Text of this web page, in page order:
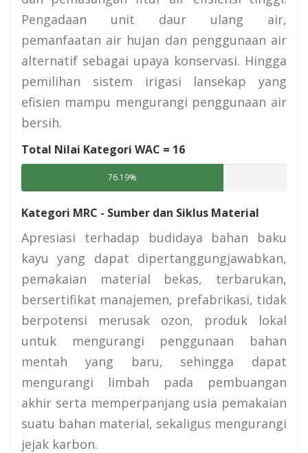
Pengadaan unit daur ulang air,
pemanfaatan air hujan dan penggunaan air
alternatif sebagai upaya konservasi. Hingga
pemilihan sistem irigasi lansekap yang
efisien mampu mengurangi penggunaan air
bersih.
Total Nilai Kategori WAC = 16
76.19%
Kategori MRC - Sumber dan Siklus Material
Apresiasi terhadap budidaya bahan baku
kayu yang dapat dipertanggungjawabkan,
pemakaian material bekas, terbarukan,
bersertifikat manajemen, prefabrikasi, tidak
berpotensi merusak ozon, produk lokal
untuk mengurangi penggunaan bahan
mentah yang baru, sehingga dapat
mengurangi limbah pada pembuangan
akhir serta memperpanjang usia pemakaian
suatu bahan material, sekaligus mengurangi
jejak karbon.